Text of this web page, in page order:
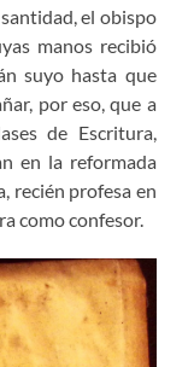
el obispo
manos recibió
suyo hasta que
por eso, que a
de Escritura,
en la reformada
recién profesa en
como confesor.